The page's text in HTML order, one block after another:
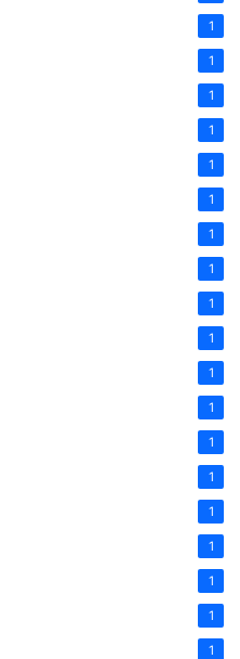
1
1
1
1
1
1
1
1
1
1
1
1
1
1
1
1
1
1
1